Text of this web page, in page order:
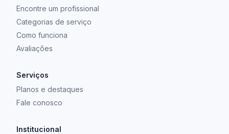
Encontre um profissional
Categorias de serviço
Como funciona
Avaliações
Serviços
Planos e destaques
Fale conosco
Institucional